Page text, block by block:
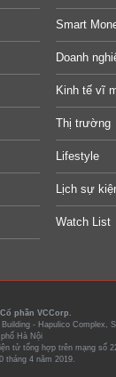
Smart
Doanh
Kinh tế vĩ
Thị trường
Lifestyle
Lịch sự
Watch List
phần VCCorp.
- Hapulico Complex,
Hà Nội
tử tổng hợp trên mạng số
tháng 4 năm 2019.